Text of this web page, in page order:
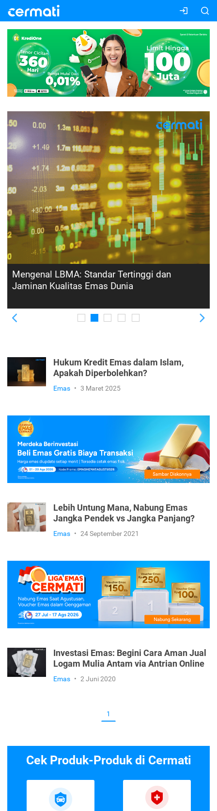
5 Tips Menentukan Waktu yang Tepat untuk
Investasi Emas agar Untung Maksimal
Hukum Kredit Emas dalam Islam,
Apakah Diperbolehkan?
Emas • 3 Maret 2025
Lebih Untung Mana, Nabung Emas
Jangka Pendek vs Jangka Panjang?
Emas • 24 September 2021
Investasi Emas: Begini Cara Aman Jual
Logam Mulia Antam via Antrian Online
Emas • 2 Juni 2020
1
Cek Produk-Produk di Cermati